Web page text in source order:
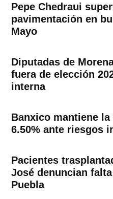
Pepe Chedraui
pavimentación en
Mayo
Diputadas de
fuera de elección
interna
Banxico mantiene
6.50% ante riesgos
Pacientes
José denuncian
Puebla